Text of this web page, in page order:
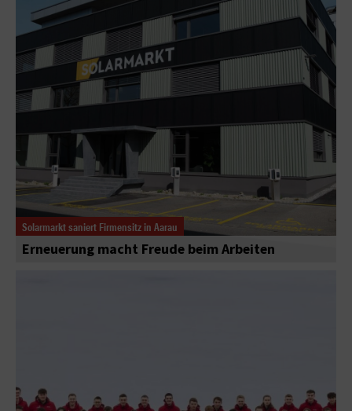
Solarmarkt saniert Firmensitz in Aarau
Erneuerung macht Freude beim Arbeiten